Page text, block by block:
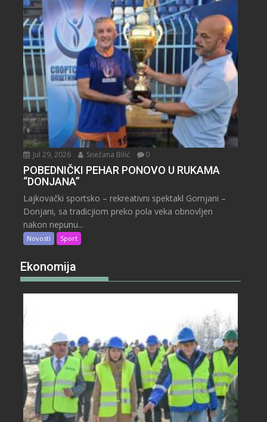
Jul 29, 2026 Snežana Bilić 0
POBEDNIČKI PEHAR PONOVO U RUKAMA
“DONJANA”
Lajkovački sportsko – rekreativni spektakl Gornjani –
Donjani, sa tradicjiom preko pola veka obnovljen
nakon nepunu...
Novosti Sport
Ekonomija